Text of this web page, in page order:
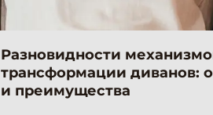
Разновидности
трансформации диванов:
и преимущества